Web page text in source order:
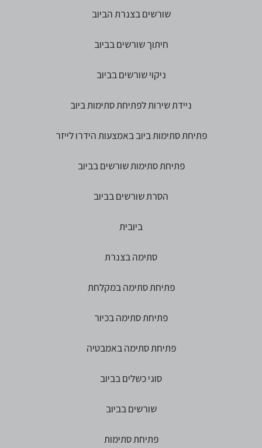
שורשים בצנרת הביוב
חיתוך שורשים בביוב
ניקוי שורשים בביוב
ניידת שירות לפתיחת סתימות ביוב
פתיחת סתימות ביוב באמצעות הידרו לייזר
פתיחת סתימות שורשים בביוב
הסרת שורשים בביוב
ביובית
סתימה בצנרת
פתיחת סתימה במקלחת
פתיחת סתימה בכיור
פתיחת סתימה באמבטיה
סוגי כשלים בביוב
שורשים בביוב
פתיחת סתימות